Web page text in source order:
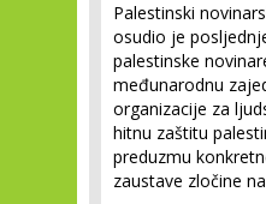
Palestinski
osudio je
palestinske
međunarodnu
organizacije za
hitnu zaštitu
preduzmu
zaustave zločine